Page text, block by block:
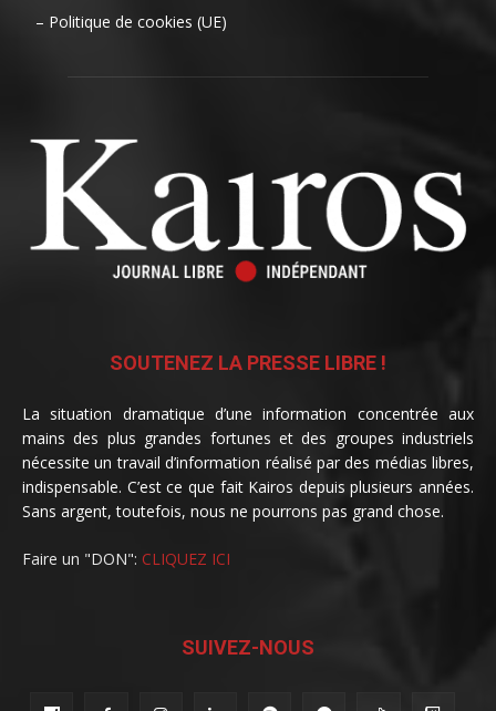
– Politique de cookies (UE)
SOUTENEZ LA PRESSE LIBRE !
La situation dramatique d’une information concentrée aux
mains des plus grandes fortunes et des groupes industriels
nécessite un travail d’information réalisé par des médias libres,
indispensable. C’est ce que fait Kairos depuis plusieurs années.
Sans argent, toutefois, nous ne pourrons pas grand chose.
Faire un "DON": CLIQUEZ ICI
SUIVEZ-NOUS